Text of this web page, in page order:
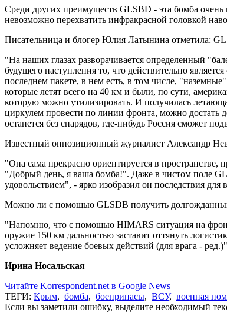
Среди других преимуществ GLSBD - эта бомба
невозможно перехватить инфракрасной головкой
Писательница и блогер Юлия Латынина отметила:
"На наших глазах разворачивается определенный
будущего наступления то, что действительно
последнем пакете, в нем есть, в том числе,
которые летят всего на 40 км и были, по сути,
которую можно утилизировать. И получилась
циркулем провести по линии фронта, можно достать
останется без снарядов, где-нибудь Россия сможет
Известный оппозиционный журналист Александр
"Она сама прекрасно ориентируется в
"Добрый день, я ваша бомба!". Даже в чистом поле
удовольствием", - ярко изобразил он последствия
Можно ли с помощью GLSDB получить
"Напомню, что с помощью HIMARS ситуация на
оружие 150 км дальностью заставит оттянуть
усложняет ведение боевых действий (для врага -
Ирина Носальская
Читайте Korrespondent.net в Google News
ТЕГИ: Крым, бомба, боеприпасы, ВСУ, военная
Если вы заметили ошибку, выделите необходимый